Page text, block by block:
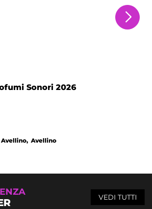
Sonori 2026
Avellino, Avellino
VEDI TUTTI